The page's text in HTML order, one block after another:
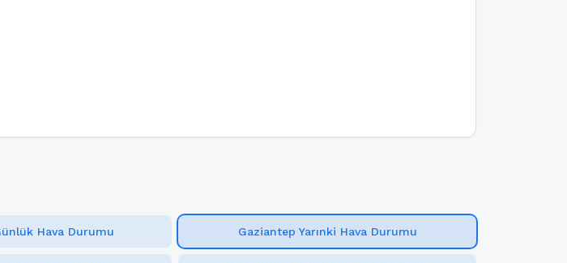
Hava Durumu Gaziantep Yarınki Hava Durumu